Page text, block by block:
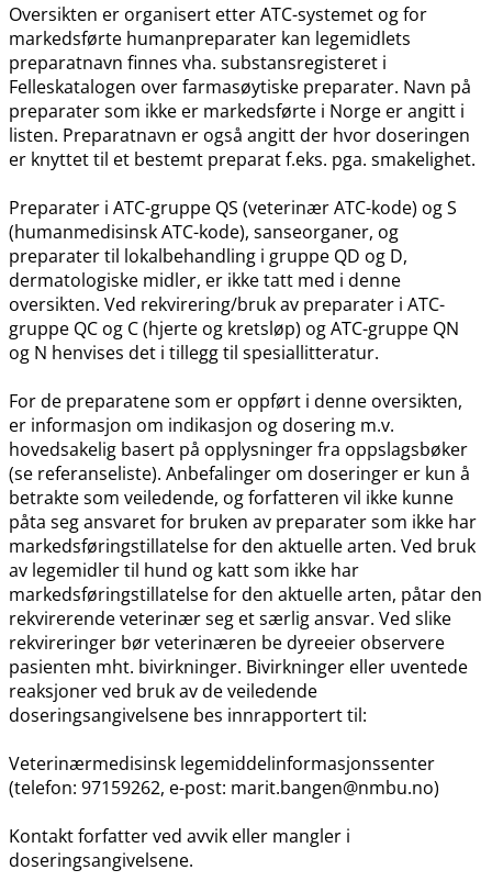
Oversikten er organisert etter ATC-systemet og for
markedsførte humanpreparater kan legemidlets
preparatnavn finnes vha. substansregisteret i
Felleskatalogen over farmasøytiske preparater. Navn på
preparater som ikke er markedsførte i Norge er angitt i
listen. Preparatnavn er også angitt der hvor doseringen
er knyttet til et bestemt preparat f.eks. pga. smakelighet.
Preparater i ATC-gruppe QS (veterinær ATC-kode) og S
(humanmedisinsk ATC-kode), sanseorganer, og
preparater til lokalbehandling i gruppe QD og D,
dermatologiske midler, er ikke tatt med i denne
oversikten. Ved rekvirering​/​bruk av preparater i ATC-
gruppe QC og C (hjerte og kretsløp) og ATC-gruppe QN
og N henvises det i tillegg til spesiallitteratur.
For de preparatene som er oppført i denne oversikten,
er informasjon om indikasjon og dosering m.v.
hovedsakelig basert på opplysninger fra oppslagsbøker
(se referanseliste). Anbefalinger om doseringer er kun å
betrakte som veiledende, og forfatteren vil ikke kunne
påta seg ansvaret for bruken av preparater som ikke har
markedsføringstillatelse for den aktuelle arten. Ved bruk
av legemidler til hund og katt som ikke har
markedsføringstillatelse for den aktuelle arten, påtar den
rekvirerende veterinær seg et særlig ansvar. Ved slike
rekvireringer bør veterinæren be dyreeier observere
pasienten mht. bivirkninger. Bivirkninger eller uventede
reaksjoner ved bruk av de veiledende
doseringsangivelsene bes innrapportert til:
Veterinærmedisinsk legemiddelinformasjonssenter
(telefon: 97159262, e-post: marit.bangen@nmbu.no)
Kontakt forfatter ved avvik eller mangler i
doseringsangivelsene.